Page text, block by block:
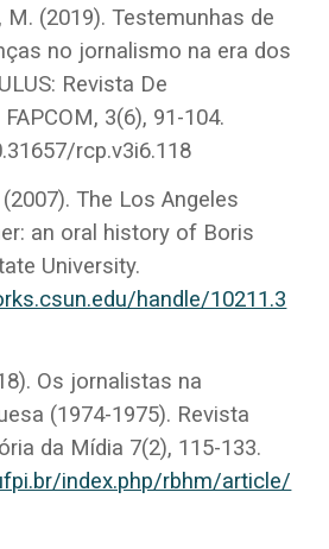
M. (2019). Testemunhas de
no jornalismo na era dos
Revista De
3(6), 91-104.
rcp.v3i6.118
The Los Angeles
an oral history of Boris
University.
handle/10211.3
Os jornalistas na
(1974-1975). Revista
da Mídia 7(2), 115-133.
index.php/rbhm/article/